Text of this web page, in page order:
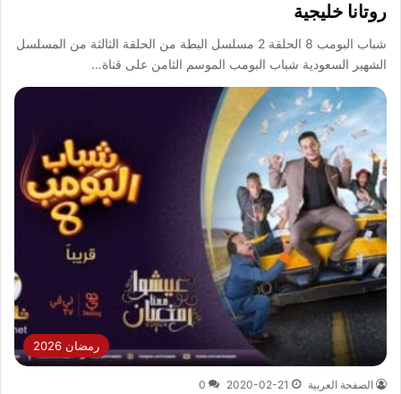
روتانا خليجية
شباب البومب 8 الحلقة 2 مسلسل البطة من الحلقة الثالثة من المسلسل
الشهير السعودية شباب البومب الموسم الثامن على قناة…
رمضان 2026
الصفحة العربية 2020-02-21
0